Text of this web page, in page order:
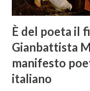
È del poeta il
Gianbattista
manifesto
italiano